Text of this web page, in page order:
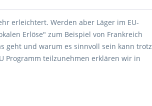
erleichtert. Werden aber Läger im EU-
Erlöse" zum Beispiel von Frankreich
geht und warum es sinnvoll sein kann trotz
Programm teilzunehmen erklären wir in